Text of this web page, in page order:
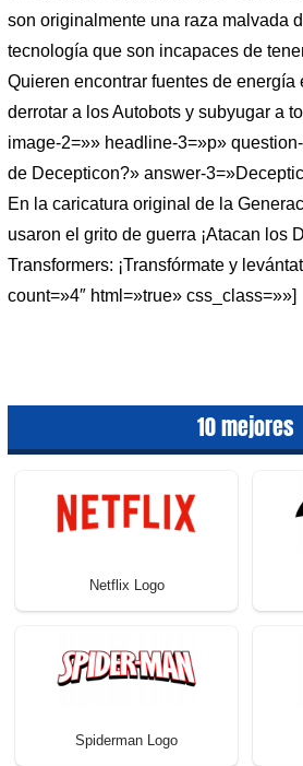
son originalmente una raza malvada
tecnología que son incapaces de
Quieren encontrar fuentes de energía
derrotar a los Autobots y subyugar a
image-2=»» headline-3=»p»
de Decepticon?» answer-
En la caricatura original de la
usaron el grito de guerra ¡Atacan los
Transformers: ¡Transfórmate y
count=»4″ html=»true» css_class=»»]
10 mejores
Netflix Logo
Spiderman Logo